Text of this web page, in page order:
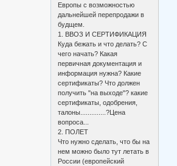
Европы с возможностью
дальнейшей перепродажи в
будщем.
1. ВВОЗ И СЕРТИФИКАЦИЯ
Куда бежать и что делать? С
чего начать? Какая
первичная документация и
информация нужна? Какие
сертификаты? Что должен
получить "на выходе"? какие
сертификаты, одобрения,
талоны..............?Цена
вопроса...
2. ПОЛЕТ
Что нужно сделать, что бы на
нем можно было тут летать в
России (европейский